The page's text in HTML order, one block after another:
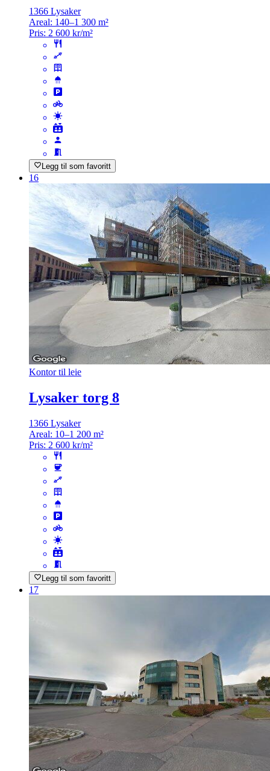
1366 Lysaker
Areal: 140–1 300 m²
Pris: 2 600 kr/m²
Legg til som favoritt
16
Kontor til leie
Lysaker torg 8
1366 Lysaker
Areal: 10–1 200 m²
Pris: 2 600 kr/m²
Legg til som favoritt
17